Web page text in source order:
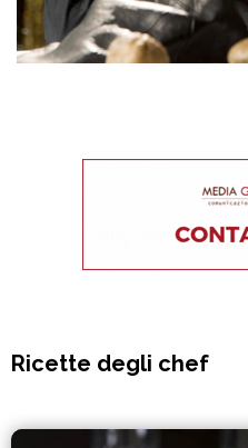
Ricette degli chef